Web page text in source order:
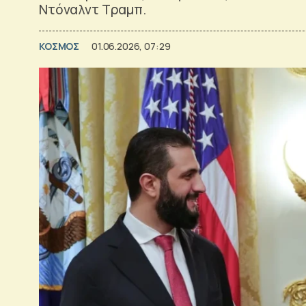
Ντόναλντ Τραμπ.
ΚΟΣΜΟΣ 01.06.2026, 07:29